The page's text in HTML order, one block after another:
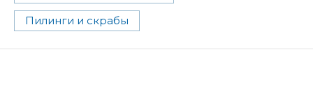
Пилинги и скрабы